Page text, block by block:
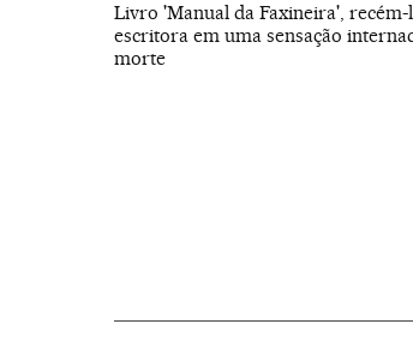
Livro 'Manual da Faxineira',
escritora em uma sensação
morte